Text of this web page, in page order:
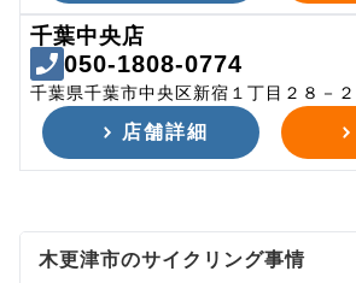
千葉中央店
050-1808-0774
千葉県千葉市中央区新宿１丁目２８－２
店舗詳細
木更津市のサイクリング事情